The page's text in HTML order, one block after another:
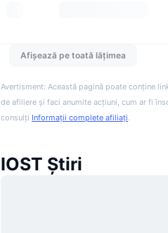
Afișează pe toată lățimea
Avertisment: Această pagină poate conține
de afiliere și faci anumite acțiuni, cum ar fi
consulți Informații complete afiliați.
IOST Știri